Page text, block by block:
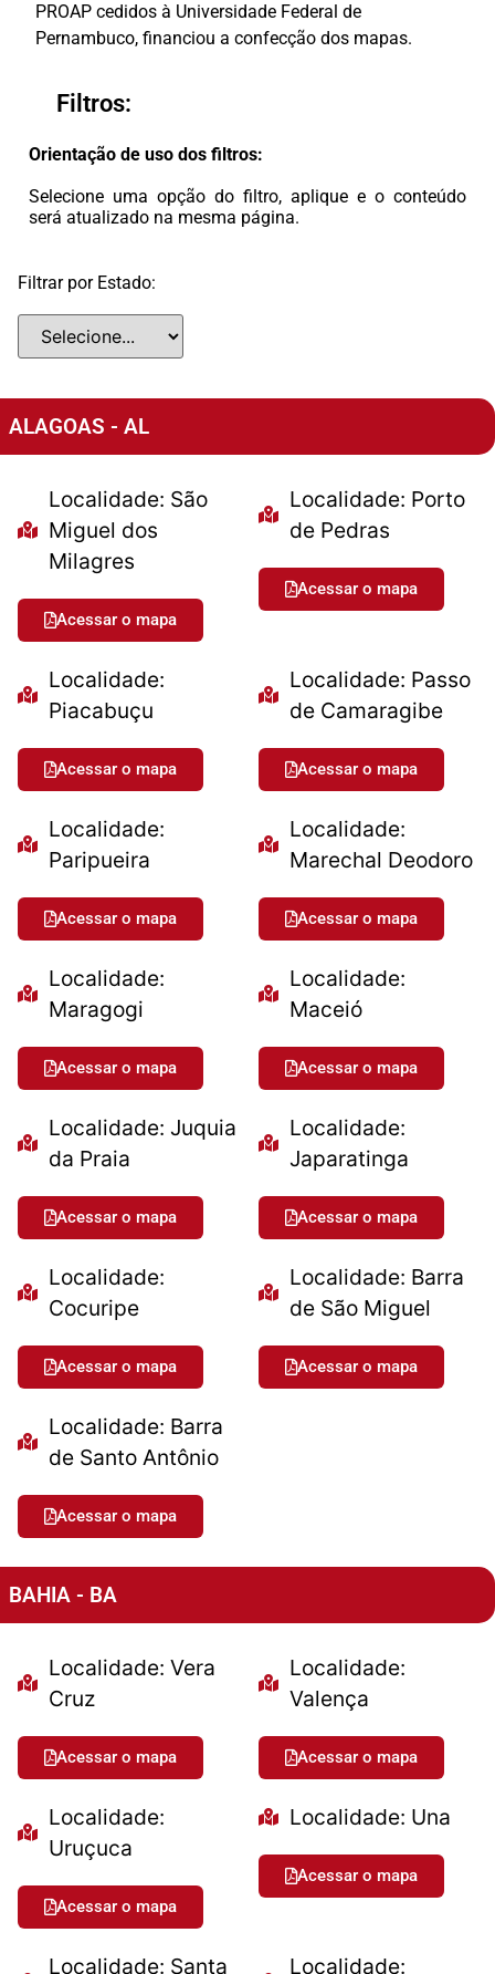
PROAP cedidos à Universidade Federal de
Pernambuco, financiou a confecção dos mapas.
Filtros:
Orientação de uso dos filtros:
Selecione uma opção do filtro, aplique e o conteúdo
será atualizado na mesma página.
Filtrar por Estado:
ALAGOAS - AL
Localidade: São
Miguel dos
Milagres
Acessar o mapa
Localidade: Porto
de Pedras
Acessar o mapa
Localidade:
Piacabuçu
Acessar o mapa
Localidade: Passo
de Camaragibe
Acessar o mapa
Localidade:
Paripueira
Acessar o mapa
Localidade:
Marechal Deodoro
Acessar o mapa
Localidade:
Maragogi
Acessar o mapa
Localidade:
Maceió
Acessar o mapa
Localidade: Juquia
da Praia
Acessar o mapa
Localidade:
Japaratinga
Acessar o mapa
Localidade:
Cocuripe
Acessar o mapa
Localidade: Barra
de São Miguel
Acessar o mapa
Localidade: Barra
de Santo Antônio
Acessar o mapa
BAHIA - BA
Localidade: Vera
Cruz
Acessar o mapa
Localidade:
Valença
Acessar o mapa
Localidade:
Uruçuca
Acessar o mapa
Localidade: Una
Acessar o mapa
Localidade: Santa Localidade: